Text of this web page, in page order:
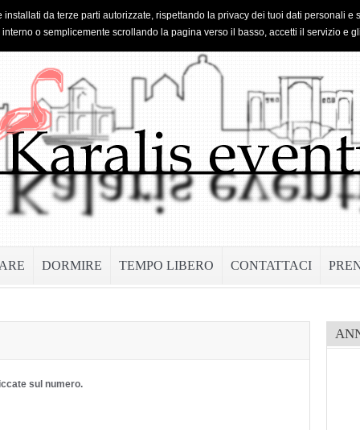
DORMIRE TEMPO LIBERO CONTATTACI
sul numero.
da terze parti autorizzate, rispettando la privacy dei tuoi dati personali
o semplicemente scrollando la pagina verso il basso, accetti il servizio e